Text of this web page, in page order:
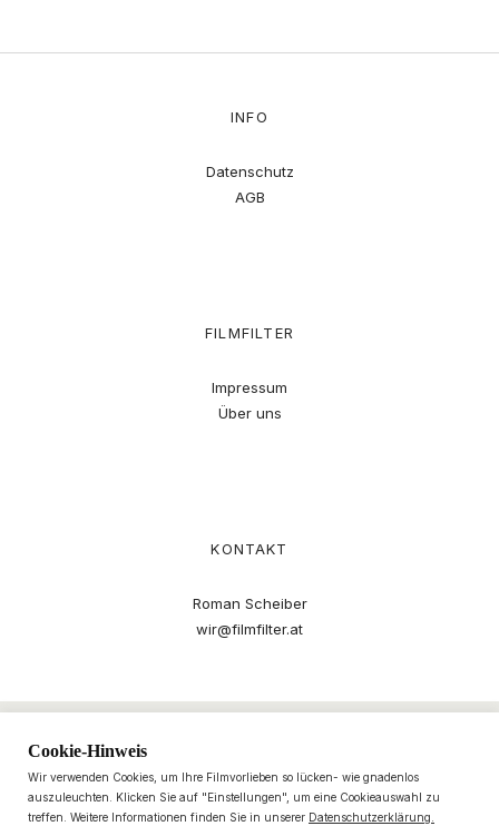
INFO
Datenschutz
AGB
FILMFILTER
Impressum
Über uns
KONTAKT
Roman Scheiber
wir@filmfilter.at
Cookie-Hinweis
Wir verwenden Cookies, um Ihre Filmvorlieben so lücken- wie gnadenlos
auszuleuchten. Klicken Sie auf "Einstellungen", um eine Cookieauswahl zu
treffen. Weitere Informationen finden Sie in unserer Datenschutzerklärung.